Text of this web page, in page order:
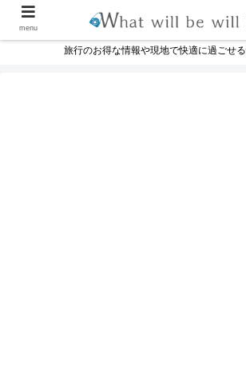
旅行のお得な情報や現地で快適に過ごせ
menu